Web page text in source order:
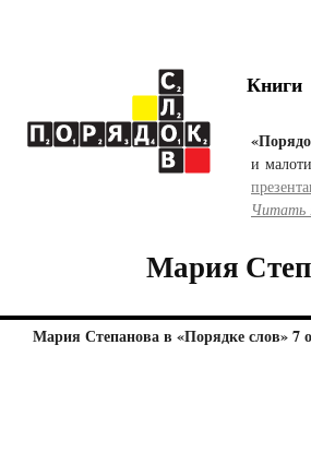
Книги
и
Читать
Мария
Мария Степанова в «Порядке слов» 7